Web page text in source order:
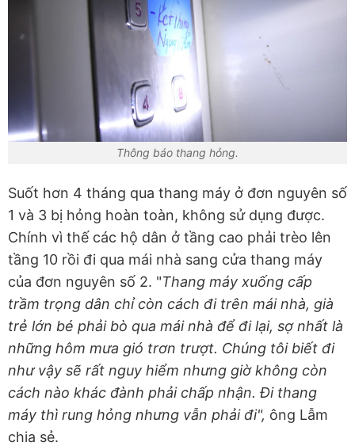
Thông báo thang hỏng.
Suốt hơn 4 tháng qua thang máy ở đơn nguyên số
1 và 3 bị hỏng hoàn toàn, không sử dụng được.
Chính vì thế các hộ dân ở tầng cao phải trèo lên
tầng 10 rồi đi qua mái nhà sang cửa thang máy
của đơn nguyên số 2. "Thang máy xuống cấp
trầm trọng dân chỉ còn cách đi trên mái nhà, già
trẻ lớn bé phải bò qua mái nhà để đi lại, sợ nhất là
những hôm mưa gió trơn trượt. Chúng tôi biết đi
như vậy sẽ rất nguy hiểm nhưng giờ không còn
cách nào khác đành phải chấp nhận. Đi thang
máy thì rung hỏng nhưng vẫn phải đi", ông Lẫm
chia sẻ.